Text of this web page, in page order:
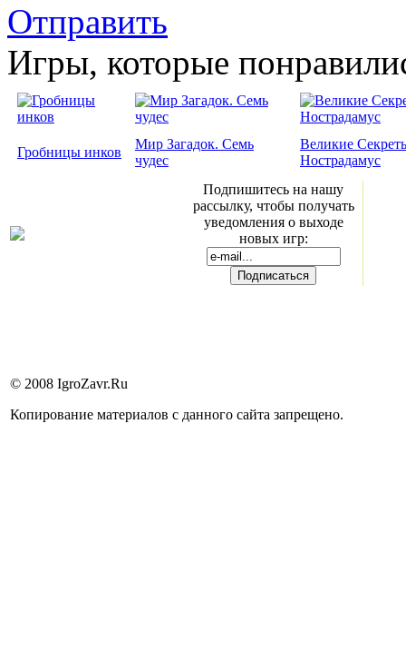
Отправить
Игры, которые
Гробницы инков
Мир Загадок. Семь
чудес
Великие
Нострадамус
Подпишитесь на нашу
рассылку, чтобы получать
уведомления о выходе
новых игр:
© 2008 IgroZavr.Ru
Копирование материалов с данного сайта запрещено.